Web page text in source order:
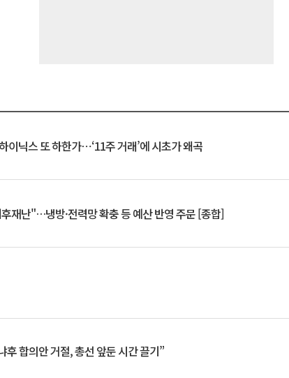
이닉스 또 하한가⋯‘11주 거래’에 시초가 왜곡
재난"…냉방·전력망 확충 등 예산 반영 주문 [종합]
후 합의안 거절, 총선 앞둔 시간 끌기”